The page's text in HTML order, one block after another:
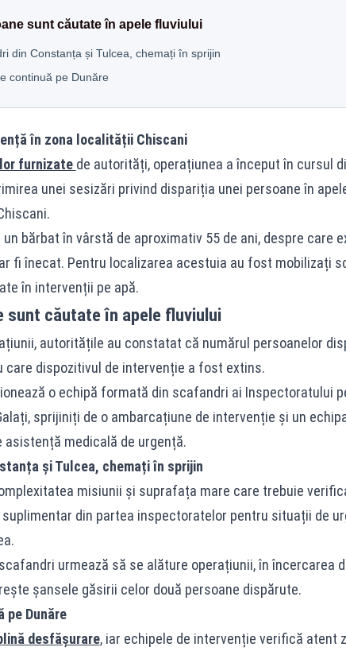
sunt căutate în apele fluviului
din Constanța și Tulcea, chemați în sprijin
continuă pe Dunăre
în zona localității Chiscani
furnizate de autorități, operațiunea a început în cursul
unei sesizări privind dispariția unei persoane în
bărbat în vârstă de aproximativ 55 de ani, despre care
fi înecat. Pentru localizarea acestuia au fost mobilizați
în intervenții pe apă.
sunt căutate în apele fluviului
autoritățile au constatat că numărul persoanelor
care dispozitivul de intervenție a fost extins.
o echipă formată din scafandri ai Inspectoratului
sprijiniți de o ambarcațiune de intervenție și un
asistență medicală de urgență.
și Tulcea, chemați în sprijin
misiunii și suprafața mare care trebuie
din partea inspectoratelor pentru situații de
urmează să se alăture operațiunii, în încercarea
șansele găsirii celor două persoane dispărute.
pe Dunăre
desfășurare, iar echipele de intervenție verifică atent